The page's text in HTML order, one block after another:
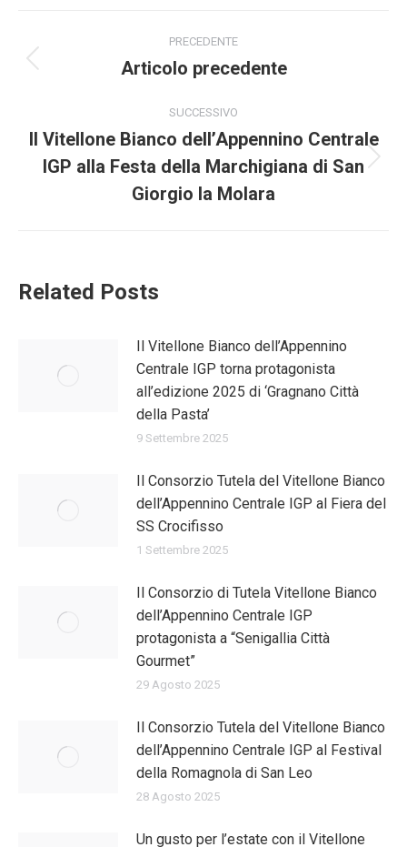
tra
post
PRECEDENTE
Post
Articolo precedente
SUCCESSIVO
Prossimo
post:
Il Vitellone Bianco dell’Appennino Centrale
IGP alla Festa della Marchigiana di San
Giorgio la Molara
Related Posts
Il Vitellone Bianco dell’Appennino
Centrale IGP torna protagonista
all’edizione 2025 di ‘Gragnano Città
della Pasta’
9 Settembre 2025
Il Consorzio Tutela del Vitellone Bianco
dell’Appennino Centrale IGP al Fiera del
SS Crocifisso
1 Settembre 2025
Il Consorzio di Tutela Vitellone Bianco
dell’Appennino Centrale IGP
protagonista a “Senigallia Città
Gourmet”
29 Agosto 2025
Il Consorzio Tutela del Vitellone Bianco
dell’Appennino Centrale IGP al Festival
della Romagnola di San Leo
28 Agosto 2025
Un gusto per l’estate con il Vitellone